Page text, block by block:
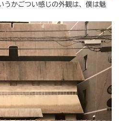
うかごつい感じの外観は、僕は魅